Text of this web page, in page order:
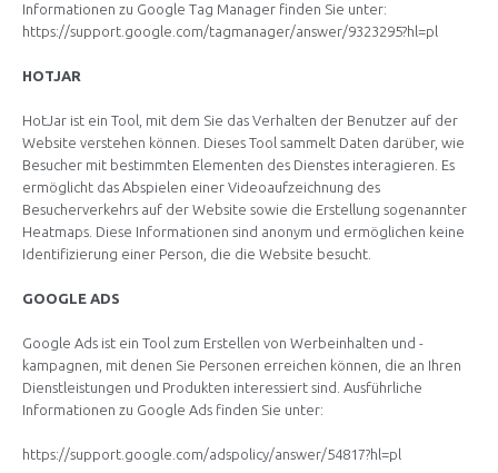
Informationen zu Google Tag Manager finden Sie unter:
https://support.google.com/tagmanager/answer/9323295?hl=pl
HOTJAR
HotJar ist ein Tool, mit dem Sie das Verhalten der Benutzer auf der
Website verstehen können. Dieses Tool sammelt Daten darüber, wie
Besucher mit bestimmten Elementen des Dienstes interagieren. Es
ermöglicht das Abspielen einer Videoaufzeichnung des
Besucherverkehrs auf der Website sowie die Erstellung sogenannter
Heatmaps. Diese Informationen sind anonym und ermöglichen keine
Identifizierung einer Person, die die Website besucht.
GOOGLE ADS
Google Ads ist ein Tool zum Erstellen von Werbeinhalten und -
kampagnen, mit denen Sie Personen erreichen können, die an Ihren
Dienstleistungen und Produkten interessiert sind. Ausführliche
Informationen zu Google Ads finden Sie unter:
https://support.google.com/adspolicy/answer/54817?hl=pl